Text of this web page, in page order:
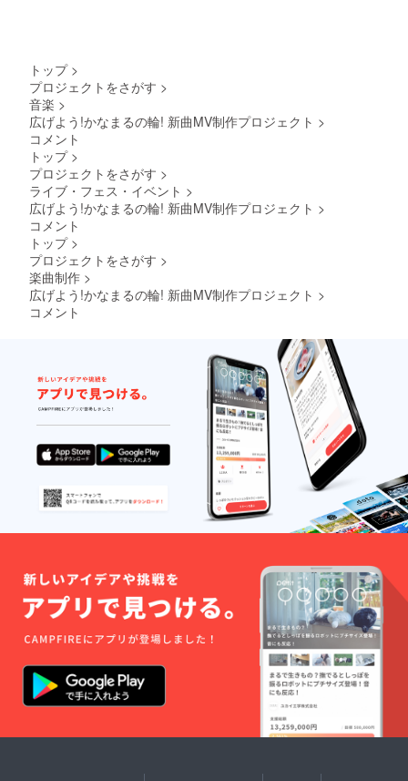
しま
するご
トップ >
プロジェクトをさがす >
音楽 >
広げよう!かなまるの輪! 新曲MV制作プロジェクト >
コメント
トップ >
プロジェクトをさがす >
ライブ・フェス・イベント >
広げよう!かなまるの輪! 新曲MV制作プロジェクト >
コメント
トップ >
プロジェクトをさがす >
楽曲制作 >
広げよう!かなまるの輪! 新曲MV制作プロジェクト >
コメント